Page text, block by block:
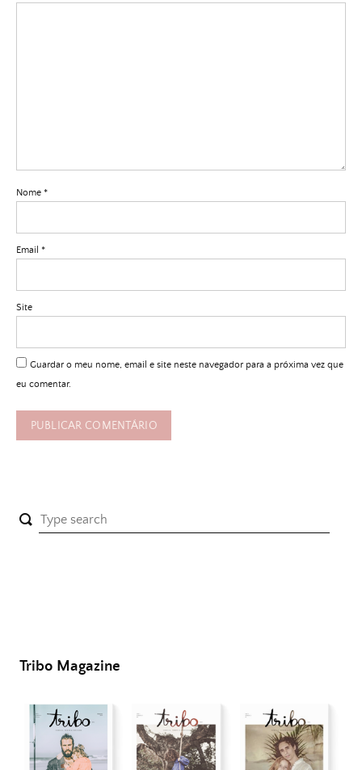
Nome *
Email *
Site
Guardar o meu nome, email e site neste navegador para a próxima vez que
eu comentar.
Tribo Magazine